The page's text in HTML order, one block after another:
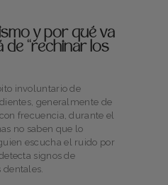
y por qué va
de “rechinar los
involuntario de
generalmente de
frecuencia, durante el
no saben que lo
escucha el ruido por
signos de
dentales.